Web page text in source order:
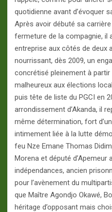
quotidienne avant d’évoquer
Après avoir débuté sa
fermeture de la compagnie, il
entreprise aux côtés de deux
nourrissant, dès 2009, un
concrétisé pleinement à partir
malheureux aux élections
puis tête de liste du PGCI en
arrondissement d’Akanda, il
même détermination, fort
intimement liée à la lutte
feu Nze Emane Thomas
Morena et député d’Apemeur
indépendances, ancien
pour l’avènement du
que Maître Agondjo Okawé,
héritage d’opposant mais